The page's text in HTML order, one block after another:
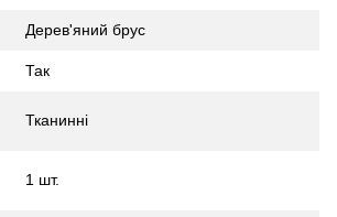
Дерев'яний брус
Так
Тканинні
1 шт.